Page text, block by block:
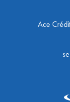
Ace Crédit